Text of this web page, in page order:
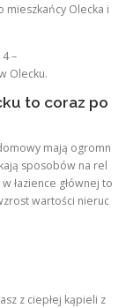
mieszkańcy Olecka i
–
Olecku.
to coraz po
mają ogromn
sposobów na rel
łazience głównej to
wartości nieruc
z ciepłej kąpieli z